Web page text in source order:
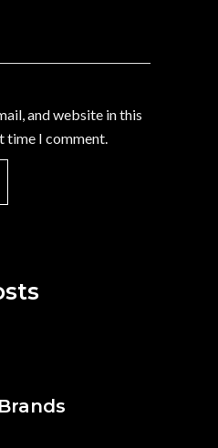
and website in this
time I comment.